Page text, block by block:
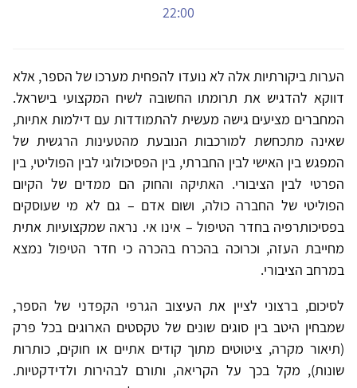
22:00
הערות ביקורתיות אלה לא נועדו להפחית מערכו של הספר, אלא
דווקא להדגיש את תרומתו החשובה לשיח המקצועי בישראל.
המחברים מציעים גישה מעשית להתמודדות עם דילמות אתיות,
שאינה מתכחשת למורכבות הנובעת מהטעינות הרגשית של
המפגש בין האישי לבין החברתי, בין הפסיכולוגי לבין הפוליטי, בין
הפרטי לבין הציבורי. האתיקה והחוק הם ממדים של הקיום
הפוליטי של החברה כולה, ושום אדם – גם לא מי שעוסקים
בפסיכותרפיה בחדר הטיפול – אינו אי. נראה שמקצועיות אתית
מחייבת העזה, וכרוכה בהכרח בהכרה כי חדר הטיפול נמצא
במרחב הציבורי.
לסיכום, ברצוני לציין את העיצוב הגרפי הקפדני של הספר,
שמבחין היטב בין סוגים שונים של טקסטים הארוגים בכל פרק
(תיאור מקרה, ציטוטים מתוך קודים אתיים או חוקים, כותרות
שונות), מקל בכך על הקריאה, ותורם לבהירות ולדידקטיות.